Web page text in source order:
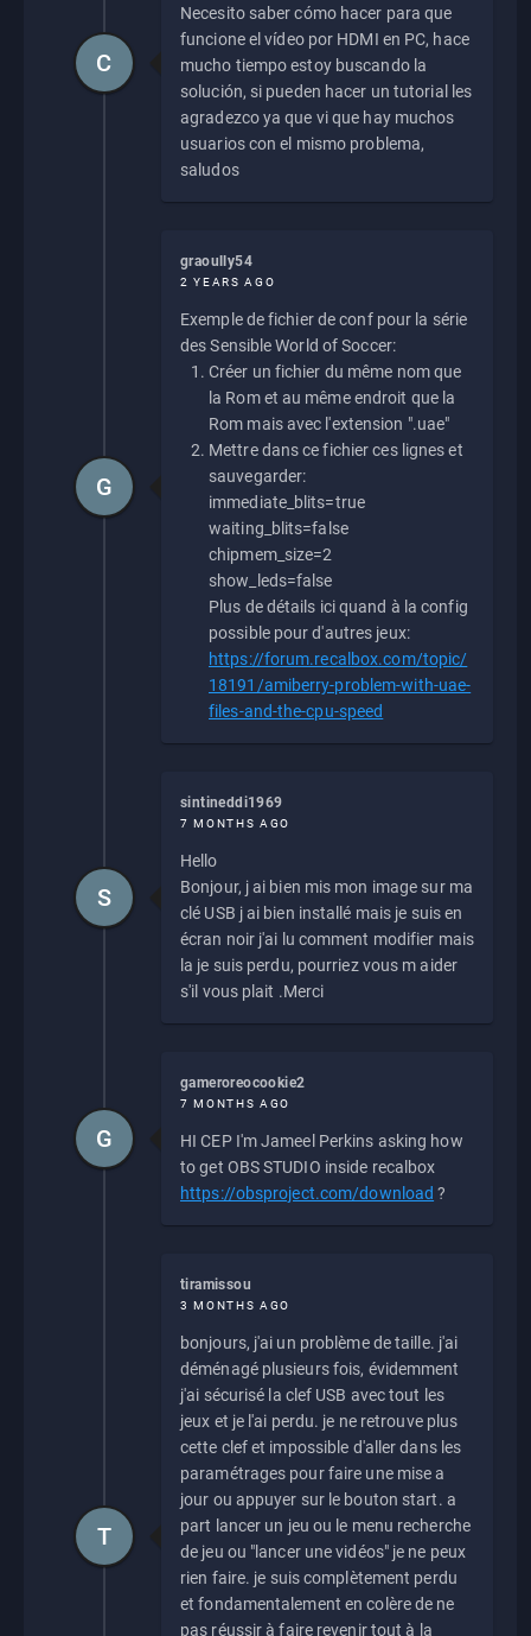
Necesito saber cómo hacer para que
funcione el vídeo por HDMI en PC, hace
mucho tiempo estoy buscando la
solución, si pueden hacer un tutorial les
agradezco ya que vi que hay muchos
usuarios con el mismo problema,
saludos
C
graoully54
2 YEARS AGO
Exemple de fichier de conf pour la série
des Sensible World of Soccer:
Créer un fichier du même nom que
la Rom et au même endroit que la
Rom mais avec l'extension ".uae"
Mettre dans ce fichier ces lignes et
sauvegarder:
immediate_blits=true
waiting_blits=false
chipmem_size=2
show_leds=false
Plus de détails ici quand à la config
possible pour d'autres jeux:
https://forum.recalbox.com/topic/
18191/amiberry-problem-with-uae-
files-and-the-cpu-speed
G
sintineddi1969
7 MONTHS AGO
Hello
Bonjour, j ai bien mis mon image sur ma
clé USB j ai bien installé mais je suis en
écran noir j'ai lu comment modifier mais
la je suis perdu, pourriez vous m aider
s'il vous plait .Merci
S
gameroreocookie2
7 MONTHS AGO
HI CEP I'm Jameel Perkins asking how
to get OBS STUDIO inside recalbox
https://obsproject.com/download ?
G
tiramissou
3 MONTHS AGO
bonjours, j'ai un problème de taille. j'ai
déménagé plusieurs fois, évidemment
j'ai sécurisé la clef USB avec tout les
jeux et je l'ai perdu. je ne retrouve plus
cette clef et impossible d'aller dans les
paramétrages pour faire une mise a
jour ou appuyer sur le bouton start. a
part lancer un jeu ou le menu recherche
de jeu ou "lancer une vidéos" je ne peux
rien faire. je suis complètement perdu
et fondamentalement en colère de ne
pas réussir à faire revenir tout à la
T